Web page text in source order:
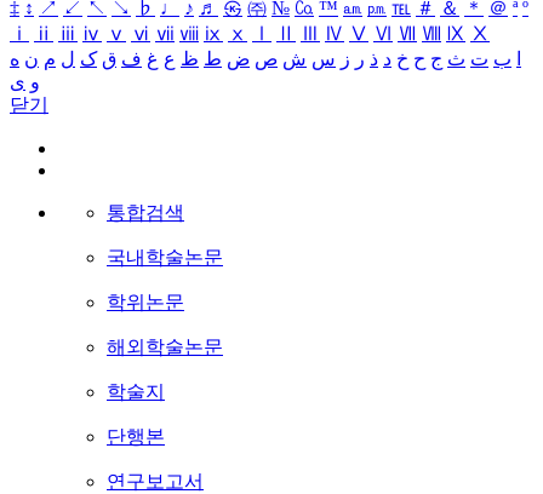
‡ ↕ ↗ ↙ ↖ ↘ ♭ ♩ ♪ ♬ ㉿ ㈜ № ㏇ ™ ㏂ ㏘ ℡ ＃ ＆ ＊ ＠ ª º
ⅰ
ⅱ ⅲ ⅳ ⅴ ⅵ ⅶ ⅷ ⅸ ⅹ Ⅳ Ⅴ Ⅵ Ⅶ Ⅷ Ⅸ Ⅹ
ب ت ث ج ح خ د ذ ر ز س ش ص ض ط ظ ع غ ف ق ک ل م ن ه
و ی
닫기
통합검색
국내학술논문
학위논문
해외학술논문
학술지
단행본
연구보고서